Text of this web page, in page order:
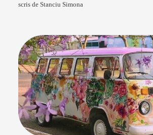
scris de Stanciu Simona